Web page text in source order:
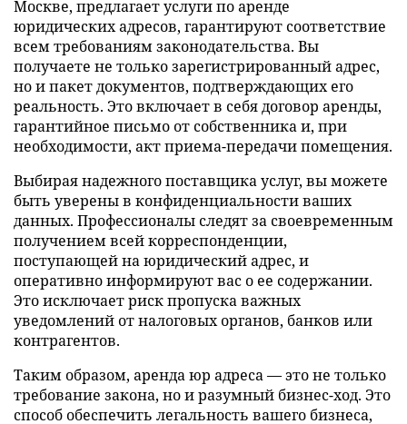
Москве, предлагает услуги по аренде
юридических адресов, гарантируют соответствие
всем требованиям законодательства. Вы
получаете не только зарегистрированный адрес,
но и пакет документов, подтверждающих его
реальность. Это включает в себя договор аренды,
гарантийное письмо от собственника и, при
необходимости, акт приема-передачи помещения.
Выбирая надежного поставщика услуг, вы можете
быть уверены в конфиденциальности ваших
данных. Профессионалы следят за своевременным
получением всей корреспонденции,
поступающей на юридический адрес, и
оперативно информируют вас о ее содержании.
Это исключает риск пропуска важных
уведомлений от налоговых органов, банков или
контрагентов.
Таким образом, аренда юр адреса — это не только
требование закона, но и разумный бизнес-ход. Это
способ обеспечить легальность вашего бизнеса,